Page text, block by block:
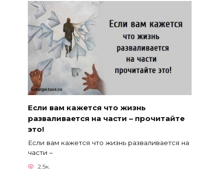
Если вам кажется что жизнь
разваливается на части – прочитайте
это!
Если вам кажется что жизнь разваливается на
части –
2.5к.